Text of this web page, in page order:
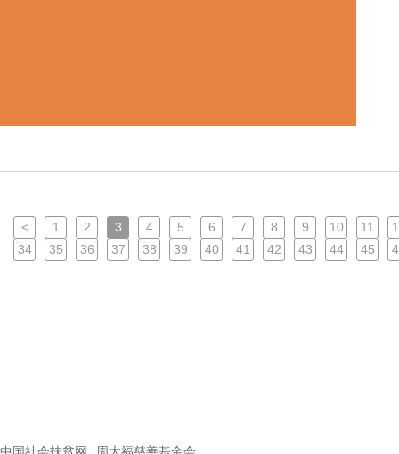
< 1 2 3 4 5 6 7 8 9 10 11
34
35 36 37 38 39 40 41 42 43 44 45